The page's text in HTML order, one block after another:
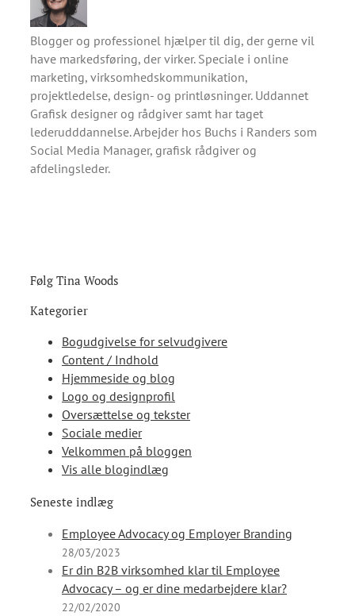
Blogger og professionel hjælper til dig, der gerne vil
have markedsføring, der virker. Speciale i online
marketing, virksomhedskommunikation,
projektledelse, design- og printløsninger. Uddannet
Grafisk designer og rådgiver samt har taget
lederudddannelse. Arbejder hos Buchs i Randers som
Social Media Manager, grafisk rådgiver og
afdelingsleder.
Følg Tina Woods
Kategorier
Bogudgivelse for selvudgivere
Content / Indhold
Hjemmeside og blog
Logo og designprofil
Oversættelse og tekster
Sociale medier
Velkommen på bloggen
Vis alle blogindlæg
Seneste indlæg
Employee Advocacy og Employer Branding
28/03/2023
Er din B2B virksomhed klar til Employee
Advocacy – og er dine medarbejdere klar?
22/02/2020